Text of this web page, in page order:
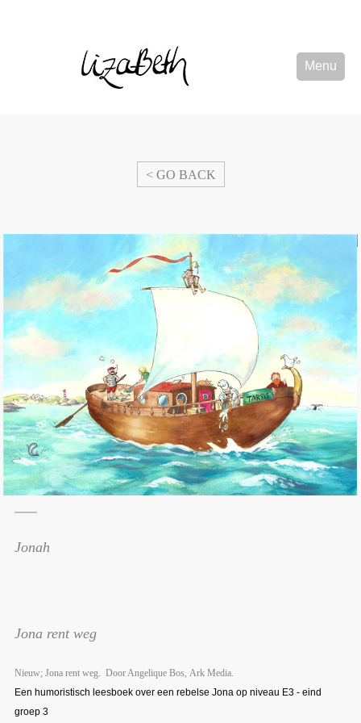
Menu
< GO BACK
Jonah
Jona rent weg
Nieuw; Jona rent weg. Door Angelique Bos, Ark Media.
Een humoristisch leesboek over een rebelse Jona op niveau E3 - eind
groep 3